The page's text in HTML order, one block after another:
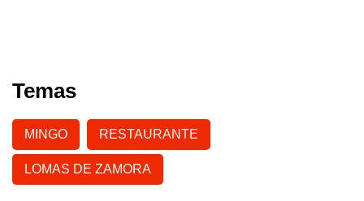
Temas
MINGO RESTAURANTE
LOMAS DE ZAMORA